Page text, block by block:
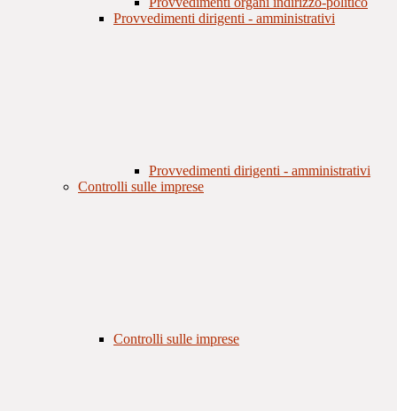
Provvedimenti dirigenti - amministrativi
Provvedimenti dirigenti - amministrativi
Controlli sulle imprese
Controlli sulle imprese